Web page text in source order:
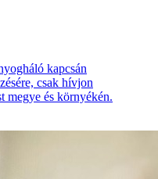
kapcsán
csak hívjon
megye és környékén.